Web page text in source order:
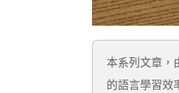
本系列文章，
的語言學習效